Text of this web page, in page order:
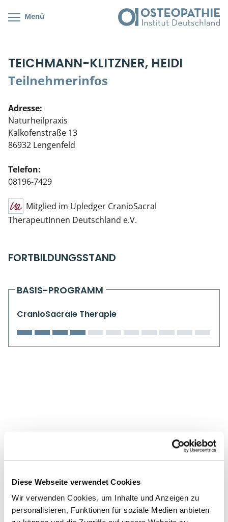
Diese Webseite verwendet Cookies
Wir verwenden Cookies, um Inhalte und Anzeigen zu
personalisieren, Funktionen für soziale Medien anbieten
Menü
TEICHMANN-KLITZNER, HEIDI
Teilnehmerinfos
Adresse:
Naturheilpraxis
Kalkofenstraße 13
86932 Lengenfeld
Telefon:
08196-7429
Mitglied im Upledger CranioSacral
TherapeutInnen Deutschland e.V.
FORTBILDUNGSSTAND
BASIS-PROGRAMM
CranioSacrale Therapie
Cranial/Neurale Osteopathie
Parietale Osteopathie
Viszerale Osteopathie
Klinische & Praktische Kurse
Live Online-Kurse
Postgraduate- & Spezialkurse
CranioSacrale Ausbildung
Kursorte mit Kursangeboten
Bonus-Programm
Veranstaltungsticket DB
Wissenswertes
Teilnehmerliste
Stellenbörse
Soziales Engagement